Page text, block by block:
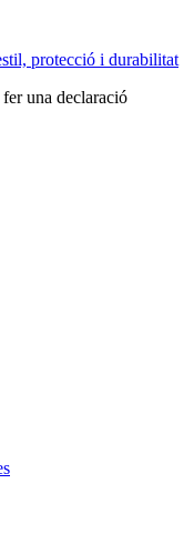
protecció i durabilitat
una declaració